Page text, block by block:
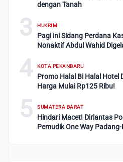
dengan Tanah
3 HUKRIM
Pagi ini Sidang Perdana
Nonaktif Abdul Wahid
4 KOTA PEKANBARU
Promo Halal Bi Halal Hotel
Harga Mulai Rp125 Ribu!
5 SUMATERA BARAT
Hindari Macet! Dirlantas
Pemudik One Way